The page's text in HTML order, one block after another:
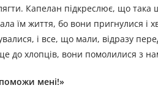
Капелан підкреслює, що
їм життя, бо вони пригнулися
і все, що мали, відразу
до хлопців, вони помолилися з
мені!»